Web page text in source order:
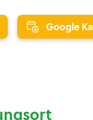
Google